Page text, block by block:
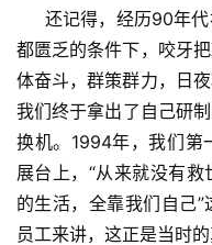
还记得，经历90年代
都匮乏的条件下，咬牙
体奋斗，群策群力，日
我们终于拿出了自己研
换机。1994年，我们第
展台上，“从来就没有
的生活，全靠我们自己
员工来讲，这正是当时的